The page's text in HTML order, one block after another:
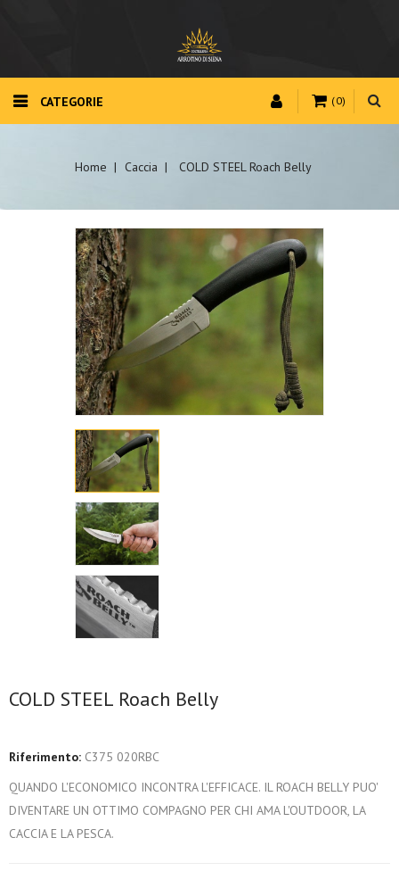
(0)
CATEGORIE
Home Caccia COLD STEEL Roach Belly
COLD STEEL Roach Belly
Riferimento: C375 020RBC
QUANDO L'ECONOMICO INCONTRA L'EFFICACE. IL ROACH BELLY PUO'
DIVENTARE UN OTTIMO COMPAGNO PER CHI AMA L'OUTDOOR, LA
CACCIA E LA PESCA.